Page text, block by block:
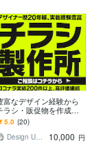
富なデザイン経験から
ラシ・販促物を作成し
す 情報を整理し、伝わ
紙面にデザインします
5.0 (20)
Design UNIT masunaga
10,000 円